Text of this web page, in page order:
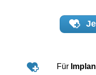
Für